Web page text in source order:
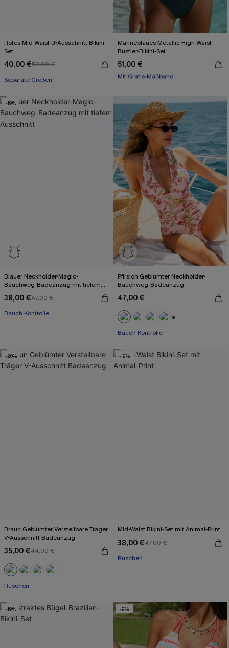
Rotes Mid-Waist U-Ausschnitt Bikini-
Set
40,00 €50,00 €
Separate Größen
Marineblaues Metallic High-Waist
Bustier-Bikini-Set
51,00 €
Mit Gratis-Maßband
High waist
-19%
Blauer Neckholder-Magic-
Bauchweg-Badeanzug mit tiefem
38,00 €47,00 €
Bauch Kontrolle
Pfirsich Geblümter Neckholder-
Bauchweg-Badeanzug
47,00 €
Bauch Kontrolle
-20%
Braun Geblümter Verstellbare Träger
V-Ausschnitt Badeanzug
35,00 €44,00 €
Rüschen
-19%
Mid-Waist Bikini-Set mit Animal-Print
38,00 €47,00 €
Rüschen
-19% -9%